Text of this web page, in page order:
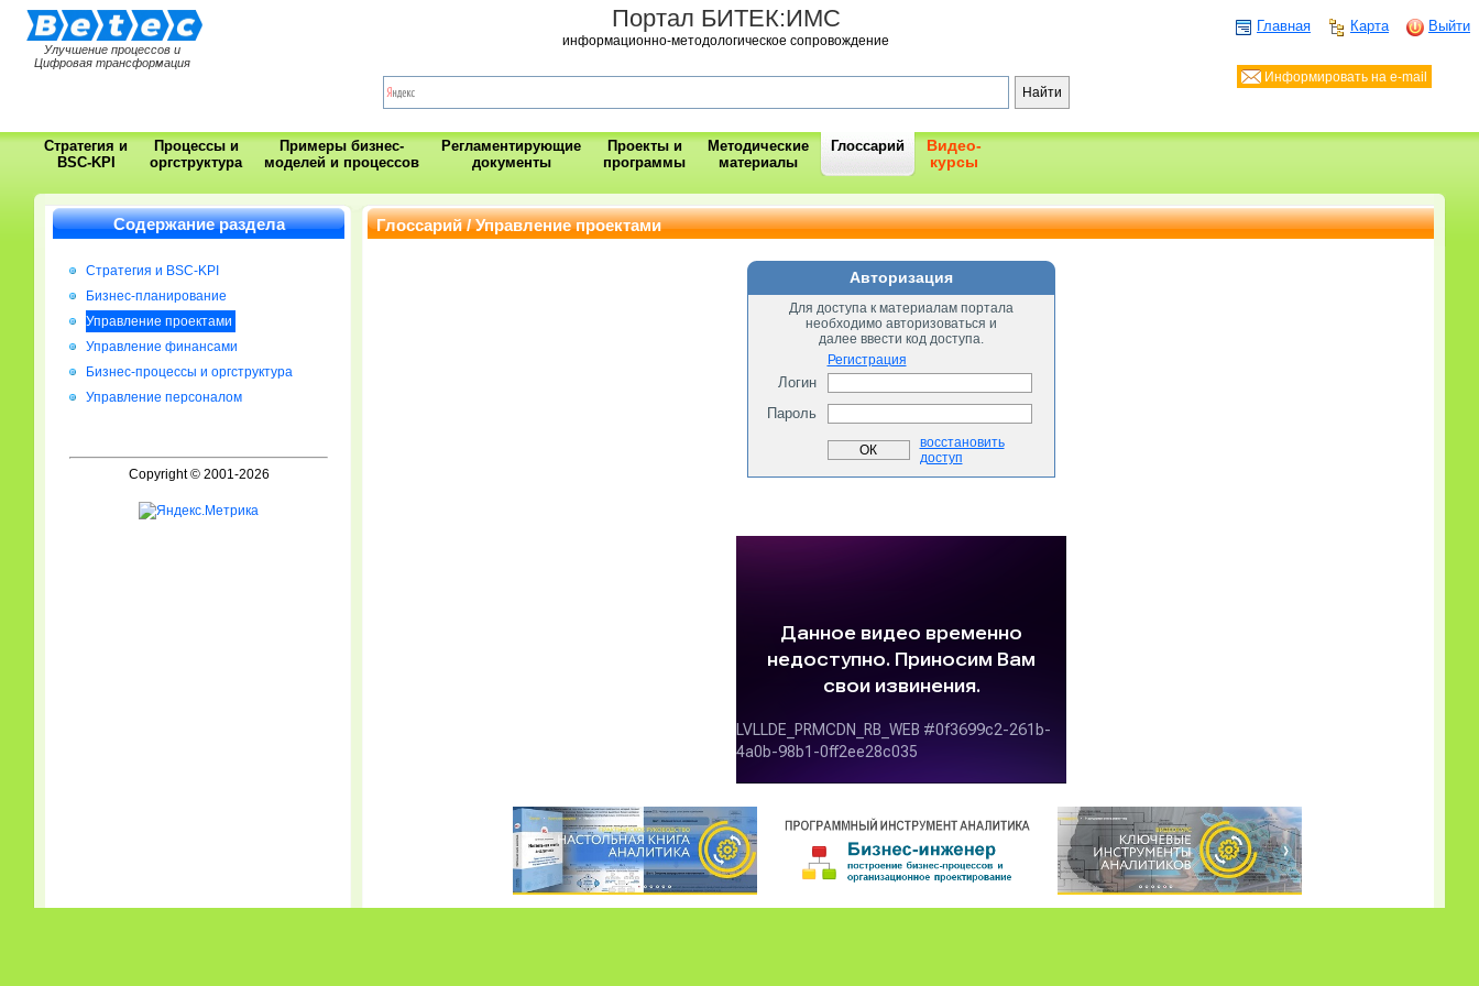
Улучшение процессов и
Цифровая трансформация
Портал БИТЕК:ИМС
информационно-методологическое сопровождение
Главная Карта Выйти
Информировать на e-mail
Стратегия и
BSC-KPI
Процессы и
оргструктура
Примеры бизнес-
моделей и процессов
Регламентирующие
документы
Проекты и
программы
Методические
материалы
Глоссарий
Видео-
курсы
Содержание раздела
Стратегия и BSC-KPI
Бизнес-планирование
Управление проектами
Управление финансами
Бизнес-процессы и оргструктура
Управление персоналом
Copyright © 2001-2026
Глоссарий / Управление проектами
Авторизация
Для доступа к материалам портала
необходимо авторизоваться и
далее ввести код доступа.
Регистрация
Логин
Пароль
восстановить
доступ